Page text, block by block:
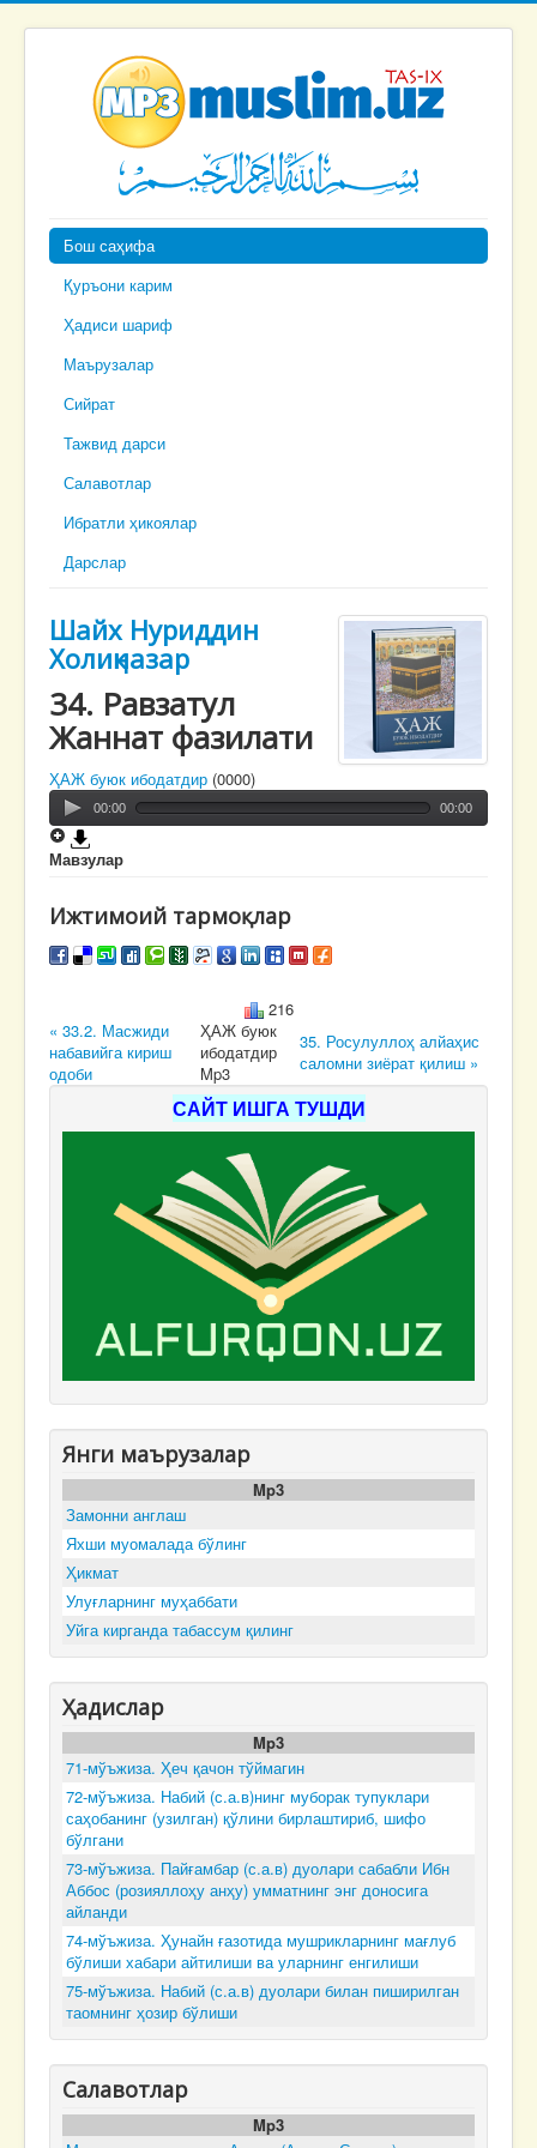
Бош саҳифа
Қуръони карим
Ҳадиси шариф
Маърузалар
Сийрат
Тажвид дарси
Салавотлар
Ибратли ҳикоялар
Дарслар
Шайх Нуриддин
Холиқназар
34. Равзатул
Жаннат фазилати
ҲАЖ буюк ибодатдир (0000)
00:00 00:00
Мавзулар
Ижтимоий тармоқлар
216
« 33.2. Масжиди
набавийга кириш
одоби
ҲАЖ буюк
ибодатдир
Mp3
35. Росулуллоҳ алйаҳис
саломни зиёрат қилиш »
САЙТ ИШГА ТУШДИ
Янги маърузалар
Mp3
Замонни англаш
Яхши муомалада бўлинг
Ҳикмат
Улуғларнинг муҳаббати
Уйга кирганда табассум қилинг
Ҳадислар
Mp3
71-мўъжиза. Ҳеч қачон тўймагин
72-мўъжиза. Набий (с.а.в)нинг муборак тупуклари
саҳобанинг (узилган) қўлини бирлаштириб, шифо
бўлгани
73-мўъжиза. Пайғамбар (с.а.в) дуолари сабабли Ибн
Аббос (розияллоҳу анҳу) умматнинг энг доносига
айланди
74-мўъжиза. Ҳунайн ғазотида мушрикларнинг мағлуб
бўлиши хабари айтилиши ва уларнинг енгилиши
75-мўъжиза. Набий (с.а.в) дуолари билан пиширилган
таомнинг ҳозир бўлиши
Салавотлар
Mp3